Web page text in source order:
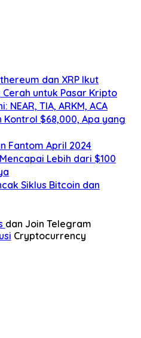
dan XRP Ikut
untuk Pasar Kripto
TIA, ARKM, ACA
Kontrol $68,000, Apa yang
Fantom April 2024
Lebih dari $100
Siklus Bitcoin dan
dan Join Telegram
Cryptocurrency